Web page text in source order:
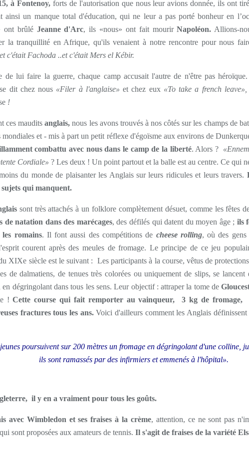
à Fontenoy,forts de l'autorisation que nous leur avions donnée, ils ont
ainsi un manque total d'éducation, qui ne leur a pas porté bonheur en
ont brûlé Jeanne d'Arc, ils «nous» ont fait mourirNapoléon. Allions-
la tranquillité en Afrique, qu'ils venaient à notre rencontre pour nous
et c'était Fachoda ..et c'était Mers el Kébir.
de lui faire la guerre, chaque camp accusait l'autre de n'être pas héroïque.
se dit chez nous «Filer à l'anglaise» et chez eux «To take a french
!
ces mauditsanglais, nous les avons trouvés à nos côtés sur les champs de
mondiales et - mis à part un petit réflexe d'égoïsme aux environs de
combattu avec nous dans le camp de la liberté. Alors ?
Cordiale» ? Les deux ! Un point partout et la balle est au centre. Ce qui
du monde de plaisanter les Anglais sur leurs ridicules et leurs travers.
sujets qui manquent.
sont très attachés à un folklore complètement désuet, comme les fêtes
de natation dans des marécages, des défilés qui datent du moyen âge ; ils
les romains. Il font aussi des compétitions de cheese rolling, où des gens
courent après des meules de fromage. Le principe de ce jeu
XIXe siècle est le suivant : Les participants à la course, vêtus de
de dalmatiens, de tenues très colorées ou uniquement de slips, se lancent
dégringolant dans tous les sens. Leur objectif : attraper la tome de
!Cette course qui fait remporter au vainqueur, 3 kg de fromage,
fractures tous les ans.Voici d'ailleurs comment les Anglais définissent
poursuivent sur 200 mètres un fromage en dégringolant d'une colline,
ils sont ramassés par des infirmiers et emmenés à l'hôpital».
il y en a vraiment pour tous les goûts.
avec Wimbledon et ses fraises à la crème, attention, ce ne sont pas
sont proposées aux amateurs de tennis. Il s'agit de fraises de la variété